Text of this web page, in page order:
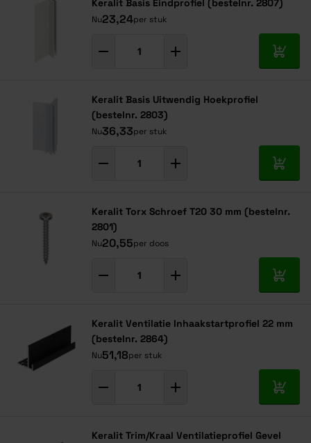
Keralit Basis Eindprofiel (bestelnr. 2807)
Nu23,24per stuk
In
Keralit Basis Uitwendig Hoekprofiel
(bestelnr. 2803)
Nu36,33per stuk
In
Keralit Torx Schroef T20 30 mm (bestelnr.
2801)
Nu20,55per doos
In
Keralit Ventilatie Inhaakstartprofiel 22 mm
(bestelnr. 2864)
Nu51,18per stuk
In
Keralit Trim/Kraal Ventilatieprofiel Gevel